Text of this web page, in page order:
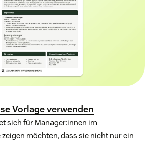
Vorlage verwenden
sich für Manager:innen im
möchten, dass sie nicht nur ein